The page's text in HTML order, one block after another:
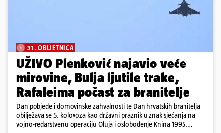
31. OBLJETNICA
UŽIVO Plenković najavio veće
mirovine, Bulja ljutile trake,
Rafaleima počast za branitelje
Dan pobjede i domovinske zahvalnosti te Dan hrvatskih branitelja
obilježava se 5. kolovoza kao državni praznik u znak sjećanja na
vojno-redarstvenu operaciju Oluja i oslobođenje Knina 1995.